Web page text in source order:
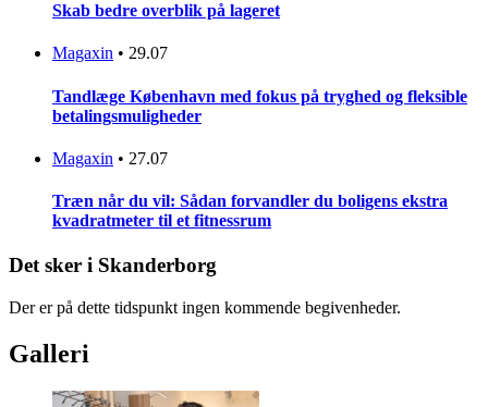
Skab bedre overblik på lageret
Magaxin • 29.07
Tandlæge København med fokus på tryghed og fleksible
betalingsmuligheder
Magaxin • 27.07
Træn når du vil: Sådan forvandler du boligens ekstra
kvadratmeter til et fitnessrum
Det sker i Skanderborg
Der er på dette tidspunkt ingen kommende begivenheder.
Galleri